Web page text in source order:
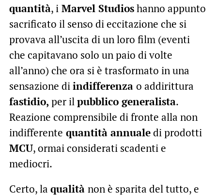
quantità, iMarvel Studioshanno appunto
sacrificato il senso di eccitazione che si
provava all’uscita di un loro film (eventi
che capitavano solo un paio di volte
all’anno) che ora si è trasformato in una
sensazione diindifferenza o addirittura
fastidio, per ilpubblico generalista.
Reazione comprensibile di fronte alla non
indifferente quantità annualedi prodotti
MCU, ormai considerati scadenti e
mediocri.
Certo, la qualità non è sparita del tutto, e